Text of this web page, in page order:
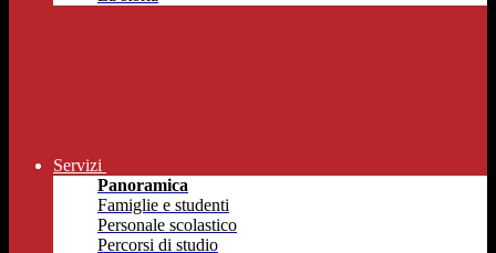
Servizi
Panoramica
Famiglie e studenti
Personale scolastico
Percorsi di studio